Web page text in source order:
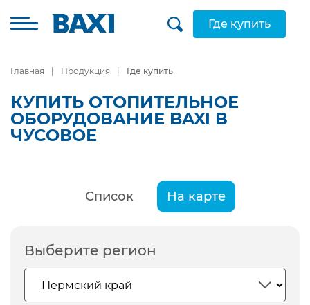
Где купить
Главная Продукция Где купить
КУПИТЬ ОТОПИТЕЛЬНОЕ
ОБОРУДОВАНИЕ BAXI В
ЧУСОВОЕ
Список На карте
Выберите регион